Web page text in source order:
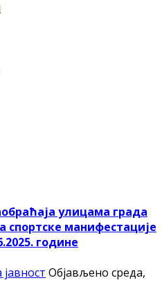
улицама града
манифестације
године
Објављено среда,